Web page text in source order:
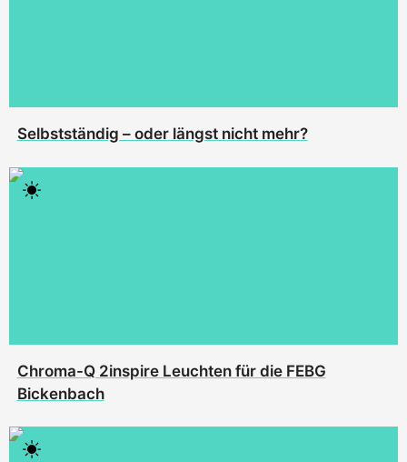
Selbstständig – oder längst nicht mehr?
Chroma-Q 2inspire Leuchten für die FEBG
Bickenbach